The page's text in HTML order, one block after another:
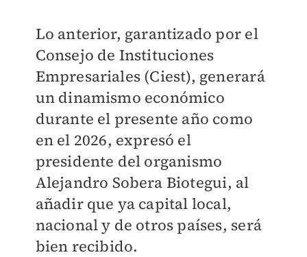
Lo anterior, garantizado por el
Consejo de Instituciones
Empresariales (Ciest), generará
un dinamismo económico
durante el presente año como
en el 2026, expresó el
presidente del organismo
Alejandro Sobera Biotegui, al
añadir que ya capital local,
nacional y de otros países, será
bien recibido.